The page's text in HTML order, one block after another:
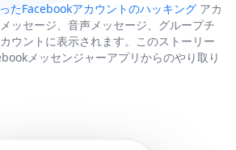
たFacebookアカウントのハッキング アカ
ッセージ、音声メッセージ、グループチ
ウントに表示されます。このストーリー
メッセンジャーアプリからのやり取り